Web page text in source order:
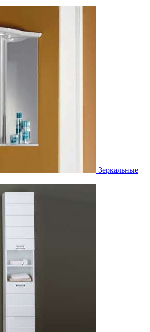
Зеркальные